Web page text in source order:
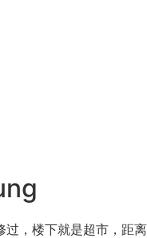
过，楼下就是超市，距离